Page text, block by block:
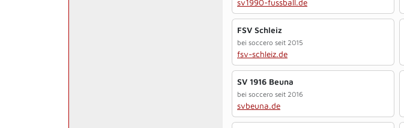
sv1990-fussball.de
FSV Schleiz
bei soccero seit 2015
fsv-schleiz.de
SV 1916 Beuna
bei soccero seit 2016
svbeuna.de